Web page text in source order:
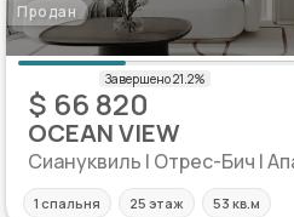
Продан
$ 66 820
OCEAN VIEW
Сиануквиль | Отрес-Бич |
1 спальня 25 этаж 53 кв.м